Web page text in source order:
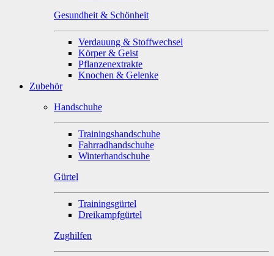
Gesundheit & Schönheit
Verdauung & Stoffwechsel
Körper & Geist
Pflanzenextrakte
Knochen & Gelenke
Zubehör
Handschuhe
Trainingshandschuhe
Fahrradhandschuhe
Winterhandschuhe
Gürtel
Trainingsgürtel
Dreikampfgürtel
Zughilfen